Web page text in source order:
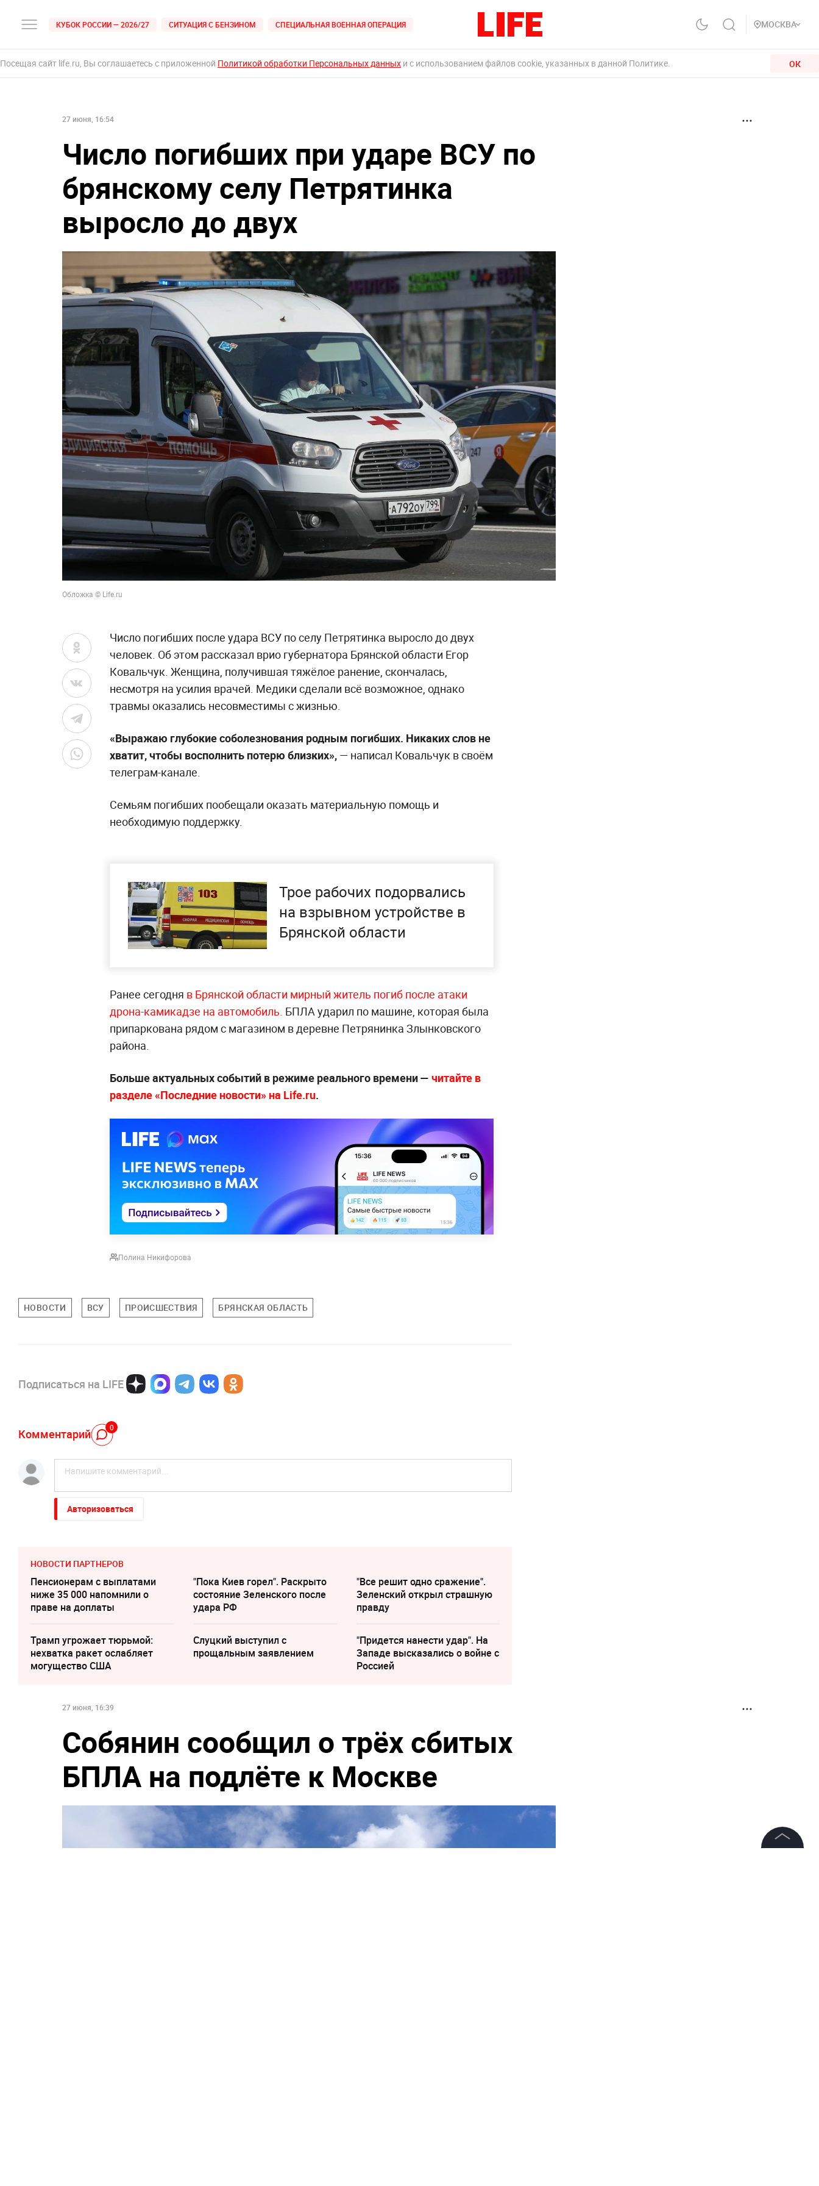
КУБОК РОССИИ — 2026/27 СИТУАЦИЯ С БЕНЗИНОМ СПЕЦИАЛЬНАЯ ВОЕННАЯ ОПЕРАЦИЯ МОСКВА
Посещая сайт life.ru, Вы соглашаетесь с приложенной Политикой обработки Персональных данных и с использованием файлов cookie, указанных в данной Политике. ОК
27 июня, 16:54
Число погибших при ударе ВСУ по
брянскому селу Петрятинка
выросло до двух
Обложка © Life.ru
Число погибших после удара ВСУ по селу Петрятинка выросло до двух
человек. Об этом рассказал врио губернатора Брянской области Егор
Ковальчук. Женщина, получившая тяжёлое ранение, скончалась,
несмотря на усилия врачей. Медики сделали всё возможное, однако
травмы оказались несовместимы с жизнью.
«Выражаю глубокие соболезнования родным погибших. Никаких слов не
хватит, чтобы восполнить потерю близких», — написал Ковальчук в своём
телеграм-канале.
Семьям погибших пообещали оказать материальную помощь и
необходимую поддержку.
Трое рабочих подорвались
на взрывном устройстве в
Брянской области
Ранее сегодня в Брянской области мирный житель погиб после атаки
дрона-камикадзе на автомобиль. БПЛА ударил по машине, которая была
припаркована рядом с магазином в деревне Петрянинка Злынковского
района.
Больше актуальных событий в режиме реального времени — читайте в
разделе «Последние новости» на Life.ru.
Полина Никифорова
НОВОСТИ ВСУ ПРОИСШЕСТВИЯ БРЯНСКАЯ ОБЛАСТЬ
Подписаться на LIFE
Комментарий 0
Авторизоваться
НОВОСТИ ПАРТНЕРОВ
Пенсионерам с выплатами
ниже 35 000 напомнили о
праве на доплаты
"Пока Киев горел". Раскрыто
состояние Зеленского после
удара РФ
"Все решит одно сражение".
Зеленский открыл страшную
правду
Трамп угрожает тюрьмой:
нехватка ракет ослабляет
могущество США
Слуцкий выступил с
прощальным заявлением
"Придется нанести удар". На
Западе высказались о войне с
Россией
27 июня, 16:39
Собянин сообщил о трёх сбитых
БПЛА на подлёте к Москве